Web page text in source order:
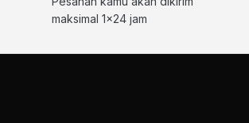
maksimal 1x24 jam